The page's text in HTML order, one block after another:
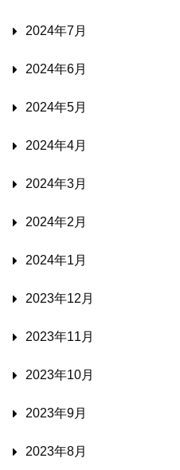
2024年7月
2024年6月
2024年5月
2024年4月
2024年3月
2024年2月
2024年1月
2023年12月
2023年11月
2023年10月
2023年9月
2023年8月